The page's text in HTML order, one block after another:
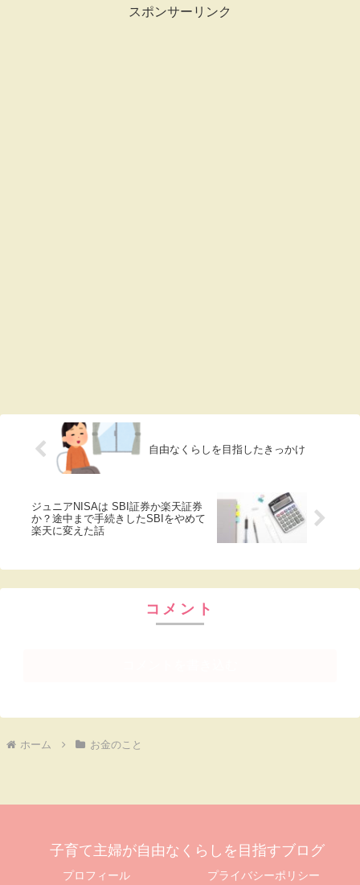
スポンサーリンク
自由なくらしを目指したきっかけ
ジュニアNISAは SBI証券か楽天証券
か？途中まで手続きしたSBIをやめて
楽天に変えた話
コメント
ホーム お金のこと
子育て主婦が自由なくらしを目指すブログ
プロフィール
プライバシーポリシー